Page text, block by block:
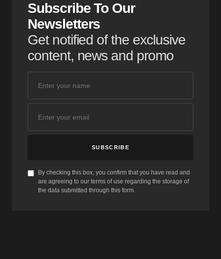
Subscribe To Our
Newsletters
Get notified of the exclusive
content, news and promo
SUBSCRIBE
By checking this box, you confirm that you have read and
are agreeing to our terms of use regarding the storage of
the data submitted through this form.